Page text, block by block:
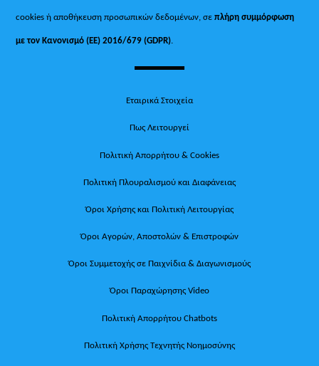
cookies ή αποθήκευση προσωπικών δεδομένων, σεπλήρη συμμόρφωση
με τον Κανονισμό (ΕΕ) 2016/679 (GDPR).
Εταιρικά Στοιχεία
Πως Λειτουργεί
Πολιτική Απορρήτου & Cookies
Πολιτική Πλουραλισμού και Διαφάνειας
Όροι Χρήσης και Πολιτική Λειτουργίας
Όροι Αγορών, Αποστολών & Επιστροφών
Όροι Συμμετοχής σε Παιχνίδια & Διαγωνισμούς
Όροι Παραχώρησης Video
Πολιτική Απορρήτου Chatbots
Πολιτική Χρήσης Τεχνητής Νοημοσύνης